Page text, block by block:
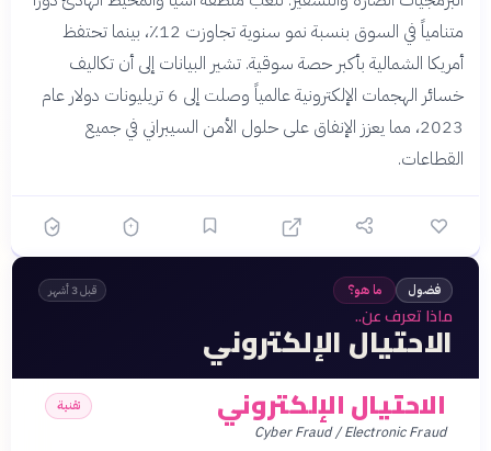
متنامياً في السوق بنسبة نمو سنوية تجاوزت 12٪، بينما تحتفظ
أمريكا الشمالية بأكبر حصة سوقية. تشير البيانات إلى أن تكاليف
خسائر الهجمات الإلكترونية عالمياً وصلت إلى 6 تريليونات دولار عام
2023، مما يعزز الإنفاق على حلول الأمن السيبراني في جميع
القطاعات.
فضول ما هو؟ قبل 3 أشهر
ماذا تعرف عن..
الاحتيال الإلكتروني
الاحتيال الإلكتروني
Cyber Fraud / Electronic Fraud
تقنية